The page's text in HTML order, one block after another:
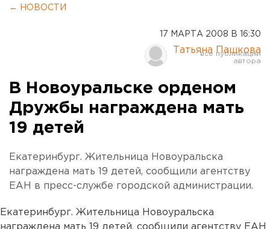
← НОВОСТИ
17 МАРТА 2008 В 16:30
Татьяна Пашкова
В Новоуральске орденом
Дружбы награждена мать
19 детей
Екатеринбург. Жительница Новоуральска
награждена мать 19 детей, сообщили агентству
ЕАН в пресс-службе городской администрации.
Екатеринбург. Жительница Новоуральска
награждена мать 19 детей, сообщили агентству ЕАН